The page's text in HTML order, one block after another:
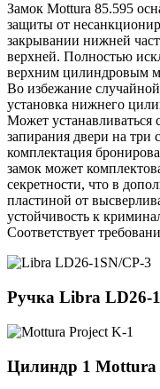
Замок Mottura 85.595
защиты от
закрывании нижней
верхней. Полностью
верхним цилиндровым
Во избежание
установка нижнего
Может
запирания двери на три
комплектация
замок может
секретности, что в
пластиной от
устойчивость к
Соответствует
Ручка Libra LD26-
Цилиндр 1 Mottura